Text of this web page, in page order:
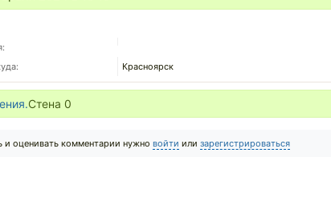
Красноярск
Стена 0
и оценивать комментарии нужно войти или зарегистрироваться